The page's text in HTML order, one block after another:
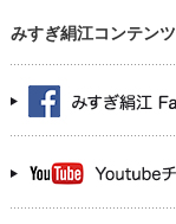
みすぎ絹江コンテンツ